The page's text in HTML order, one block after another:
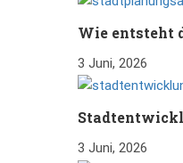
Wie entsteht
3 Juni, 2026
3 Juni, 2026